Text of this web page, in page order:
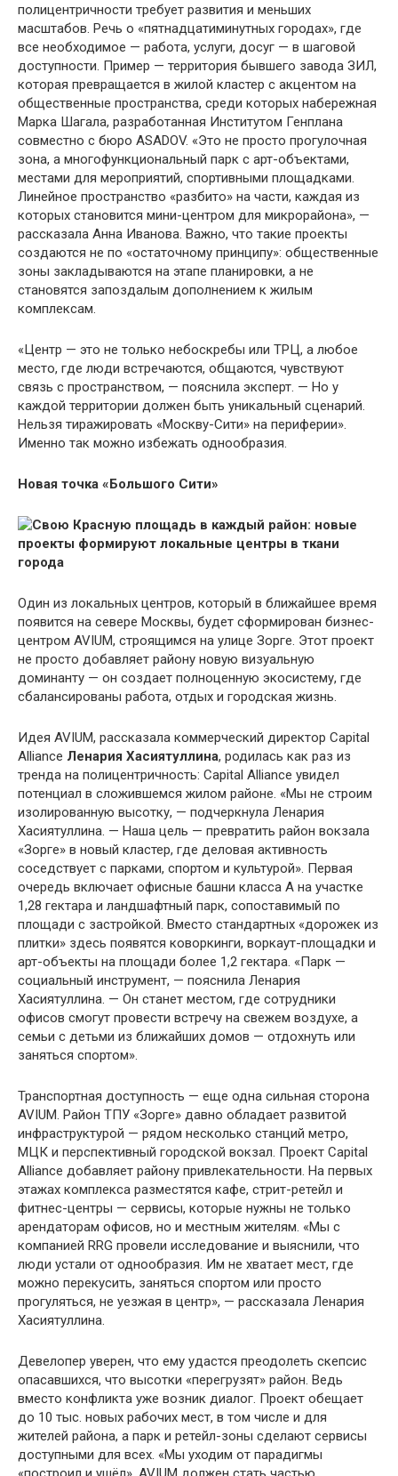
полицентричности требует развития и меньших
масштабов. Речь о «пятнадцатиминутных городах», где
все необходимое — работа, услуги, досуг — в шаговой
доступности. Пример — территория бывшего завода ЗИЛ,
которая превращается в жилой кластер с акцентом на
общественные пространства, среди которых набережная
Марка Шагала, разработанная Институтом Генплана
совместно с бюро ASADOV. «Это не просто прогулочная
зона, а многофункциональный парк с арт-объектами,
местами для мероприятий, спортивными площадками.
Линейное пространство «разбито» на части, каждая из
которых становится мини-центром для микрорайона», —
рассказала Анна Иванова. Важно, что такие проекты
создаются не по «остаточному принципу»: общественные
зоны закладываются на этапе планировки, а не
становятся запоздалым дополнением к жилым
комплексам.
«Центр — это не только небоскребы или ТРЦ, а любое
место, где люди встречаются, общаются, чувствуют
связь с пространством, — пояснила эксперт. — Но у
каждой территории должен быть уникальный сценарий.
Нельзя тиражировать «Москву-Сити» на периферии».
Именно так можно избежать однообразия.
Новая точка «Большого Сити»
Один из локальных центров, который в ближайшее время
появится на севере Москвы, будет сформирован бизнес-
центром AVIUM, строящимся на улице Зорге. Этот проект
не просто добавляет району новую визуальную
доминанту — он создает полноценную экосистему, где
сбалансированы работа, отдых и городская жизнь.
Идея AVIUM, рассказала коммерческий директор Capital
Alliance Ленария Хасиятуллина, родилась как раз из
тренда на полицентричность: Capital Alliance увидел
потенциал в сложившемся жилом районе. «Мы не строим
изолированную высотку, — подчеркнула Ленария
Хасиятуллина. — Наша цель — превратить район вокзала
«Зорге» в новый кластер, где деловая активность
соседствует с парками, спортом и культурой». Первая
очередь включает офисные башни класса А на участке
1,28 гектара и ландшафтный парк, сопоставимый по
площади с застройкой. Вместо стандартных «дорожек из
плитки» здесь появятся коворкинги, воркаут-площадки и
арт-объекты на площади более 1,2 гектара. «Парк —
социальный инструмент, — пояснила Ленария
Хасиятуллина. — Он станет местом, где сотрудники
офисов смогут провести встречу на свежем воздухе, а
семьи с детьми из ближайших домов — отдохнуть или
заняться спортом».
Транспортная доступность — еще одна сильная сторона
AVIUM. Район ТПУ «Зорге» давно обладает развитой
инфраструктурой — рядом несколько станций метро,
МЦК и перспективный городской вокзал. Проект Capital
Alliance добавляет району привлекательности. На первых
этажах комплекса разместятся кафе, стрит-ретейл и
фитнес-центры — сервисы, которые нужны не только
арендаторам офисов, но и местным жителям. «Мы с
компанией RRG провели исследование и выяснили, что
люди устали от однообразия. Им не хватает мест, где
можно перекусить, заняться спортом или просто
прогуляться, не уезжая в центр», — рассказала Ленария
Хасиятуллина.
Девелопер уверен, что ему удастся преодолеть скепсис
опасавшихся, что высотки «перегрузят» район. Ведь
вместо конфликта уже возник диалог. Проект обещает
до 10 тыс. новых рабочих мест, в том числе и для
жителей района, а парк и ретейл-зоны сделают сервисы
доступными для всех. «Мы уходим от парадигмы